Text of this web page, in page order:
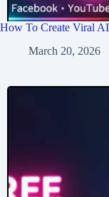
How To Create Viral
March 20, 2026